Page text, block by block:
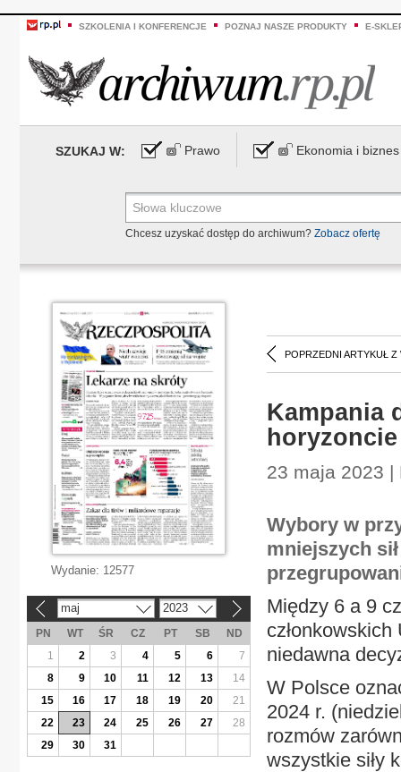
SZKOLENIA I KONFERENCJE POZNAJ NASZE PRODUKTY E-
SZUKAJ W: Prawo Ekonomia i biznes
Chcesz uzyskać dostęp do archiwum? Zobacz ofertę
POPRZEDNI ARTYKUŁ Z
Kampania
horyzoncie
23 maja 2023 |
Wybory w
mniejszych
Między 6 a 9
niedawna
W Polsce
2024 r.
rozmów
wszystkie siły
Wydanie: 12577
maj 2023
PN WT ŚR CZ PT SB
ND
1
2 3 4 5 6
7
8
9 10 11 12 13
14
15
16 17 18 19 20
21
22
23 24 25 26 27
28
29
30 31